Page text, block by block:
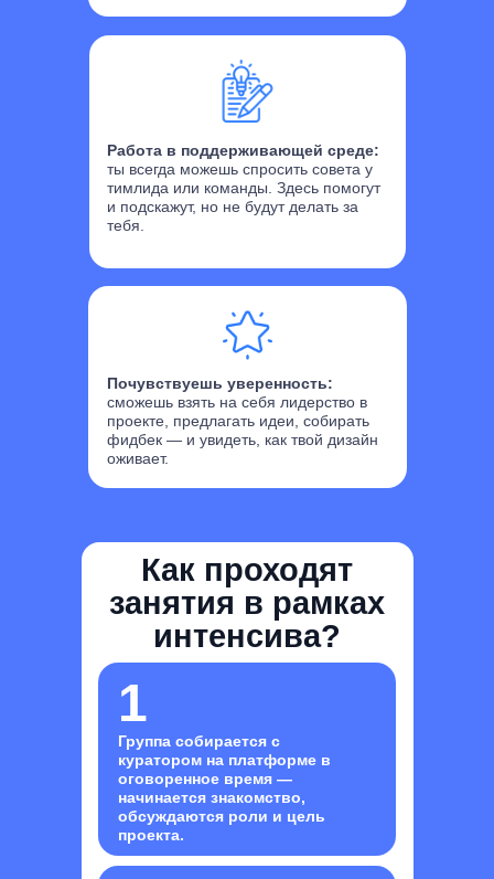
Работа в поддерживающей среде:
ты всегда можешь спросить совета у
тимлида или команды. Здесь помогут
и подскажут, но не будут делать за
тебя.
Почувствуешь уверенность:
сможешь взять на себя лидерство в
проекте, предлагать идеи, собирать
фидбек — и увидеть, как твой дизайн
оживает.
Группа собирается с
куратором на платформе в
оговоренное время —
начинается знакомство,
обсуждаются роли и цель
проекта.
Как проходят
занятия в рамках
интенсива?
1